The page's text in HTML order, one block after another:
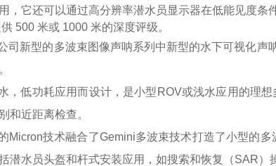
，它还可以通过高分辨率潜水员显示器在低能见度条
500 米或 1000 米的深度评级。
司新型的多波束图像声呐系列中新型的水下可视化
，低功耗应用而设计，是小型ROV或浅水应用的理
和近距离检查。
Micron技术融合了Gemini多波束技术打造了小型的
潜水员头盔和杆式安装应用，如搜索和恢复（SAR）